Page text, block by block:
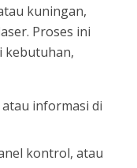
kuningan,
Proses ini
kebutuhan,
informasi di
kontrol, atau